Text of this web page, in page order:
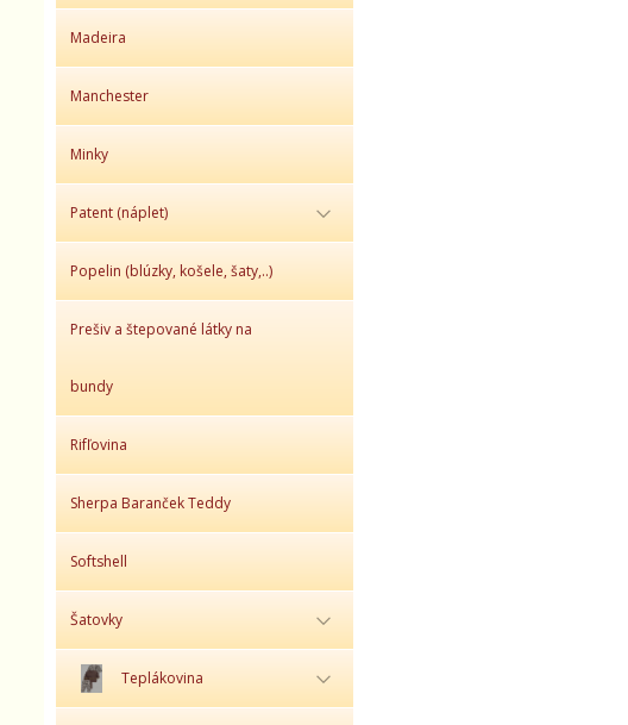
Madeira
Manchester
Minky
Patent (náplet)
Popelin (blúzky, košele, šaty,..)
Prešiv a štepované látky na
bundy
Rifľovina
Sherpa Baranček Teddy
Softshell
Šatovky
Teplákovina